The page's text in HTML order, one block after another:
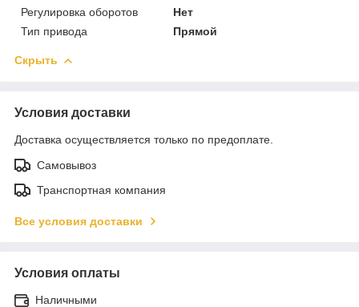
Регулировка оборотов
Нет
Тип привода
Прямой
Скрыть
Условия доставки
Доставка осуществляется только по предоплате.
Самовывоз
Транспортная компания
Все условия доставки
Условия оплаты
Наличными